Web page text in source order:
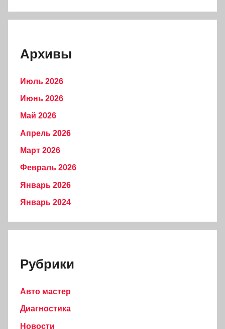
Архивы
Июль 2026
Июнь 2026
Май 2026
Апрель 2026
Март 2026
Февраль 2026
Январь 2026
Январь 2024
Рубрики
Авто мастер
Диагностика
Новости